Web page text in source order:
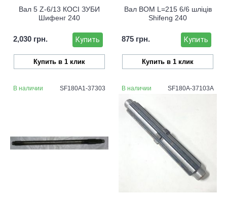
Вал 5 Z-6/13 КОСІ ЗУБИ
Шифенг 240
2,030 грн. Купить
Купить в 1 клик
Вал ВОМ L=215 6/6 шліців
Shifeng 240
875 грн. Купить
Купить в 1 клик
В наличии SF180A1-37303 В наличии SF180A-37103A